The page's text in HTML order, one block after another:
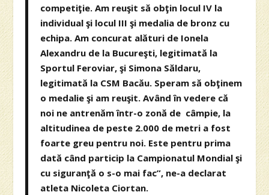
competiţie. Am reuşit să obţin locul IV la
individual şi locul III şi medalia de bronz cu
echipa. Am concurat alături de Ionela
Alexandru de la Bucureşti, legitimată la
Sportul Feroviar, şi Simona Săldaru,
legitimată la CSM Bacău. Speram să obţinem
o medalie şi am reuşit. Având în vedere că
noi ne antrenăm într-o zonă de câmpie, la
altitudinea de peste 2.000 de metri a fost
foarte greu pentru noi. Este pentru prima
dată când particip la Campionatul Mondial şi
cu siguranţă o s-o mai fac”, ne-a declarat
atleta Nicoleta Ciortan.